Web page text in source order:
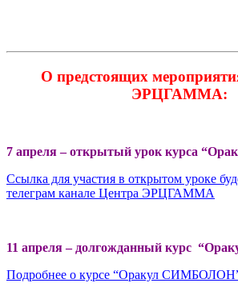
О предстоящих
ЭРЦГАММА:
7 апреля – открытый урок курса
Ссылка для участия в открытом уроке
телеграм канале Центра ЭРЦГАММА
11 апреля – долгожданный курс
Подробнее о курсе “Оракул